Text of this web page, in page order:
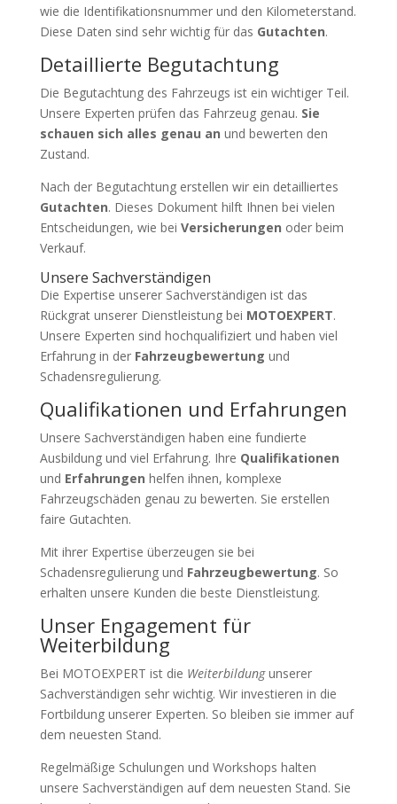
wie die Identifikationsnummer und den Kilometerstand.
Diese Daten sind sehr wichtig für das Gutachten.
Detaillierte Begutachtung
Die Begutachtung des Fahrzeugs ist ein wichtiger Teil.
Unsere Experten prüfen das Fahrzeug genau. Sie
schauen sich alles genau an und bewerten den
Zustand.
Nach der Begutachtung erstellen wir ein detailliertes
Gutachten. Dieses Dokument hilft Ihnen bei vielen
Entscheidungen, wie bei Versicherungen oder beim
Verkauf.
Unsere Sachverständigen
Die Expertise unserer Sachverständigen ist das
Rückgrat unserer Dienstleistung bei MOTOEXPERT.
Unsere Experten sind hochqualifiziert und haben viel
Erfahrung in der Fahrzeugbewertung und
Schadensregulierung.
Qualifikationen und Erfahrungen
Unsere Sachverständigen haben eine fundierte
Ausbildung und viel Erfahrung. Ihre Qualifikationen
und Erfahrungen helfen ihnen, komplexe
Fahrzeugschäden genau zu bewerten. Sie erstellen
faire Gutachten.
Mit ihrer Expertise überzeugen sie bei
Schadensregulierung und Fahrzeugbewertung. So
erhalten unsere Kunden die beste Dienstleistung.
Unser Engagement für
Weiterbildung
Bei MOTOEXPERT ist die Weiterbildungunserer
Sachverständigen sehr wichtig. Wir investieren in die
Fortbildung unserer Experten. So bleiben sie immer auf
dem neuesten Stand.
Regelmäßige Schulungen und Workshops halten
unsere Sachverständigen auf dem neuesten Stand. Sie